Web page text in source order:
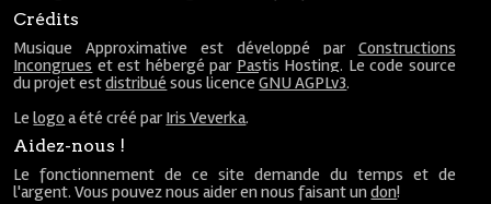
Crédits
Musique Approximative est développé par Constructions
Incongrues et est hébergé par Pastis Hosting. Le code source
du projet estdistribué sous licenceGNU AGPLv3.
Lelogo a été créé par Iris Veverka.
Aidez-nous !
Le fonctionnement de ce site demande du temps et de
l'argent. Vous pouvez nous aider en nous faisant undon!